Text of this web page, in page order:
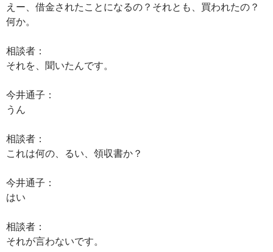
えー、借金されたことになるの？それとも、買われたの？
何か。
相談者：
それを、聞いたんです。
今井通子：
うん
相談者：
これは何の、るい、領収書か？
今井通子：
はい
相談者：
それが言わないです。